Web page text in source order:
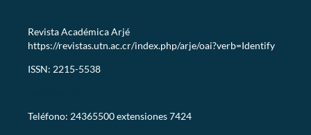
Revista Académica Arjé
https://revistas.utn.ac.cr/index.php/arje/oai?verb=Identify
ISSN: 2215-5538
Teléfono: 24365500 extensiones 7424